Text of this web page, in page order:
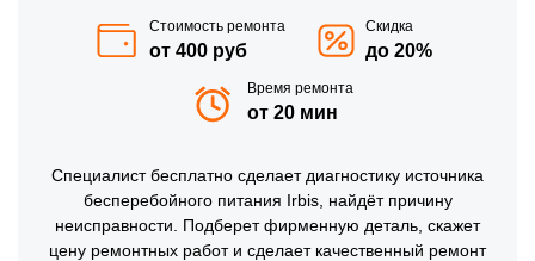
Стоимость ремонта
от 400 руб
Скидка
до 20%
Время ремонта
от 20 мин
Специалист бесплатно сделает диагностику источника
бесперебойного питания Irbis, найдёт причину
неисправности. Подберет фирменную деталь, скажет
цену ремонтных работ и сделает качественный ремонт